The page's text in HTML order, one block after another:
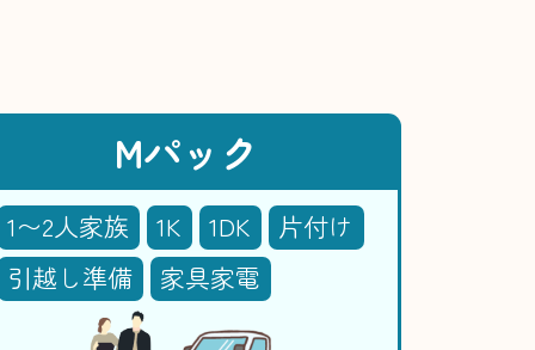
Mパック
1〜2人家族 1K 1DK
片付け
引越し準備
家具家電